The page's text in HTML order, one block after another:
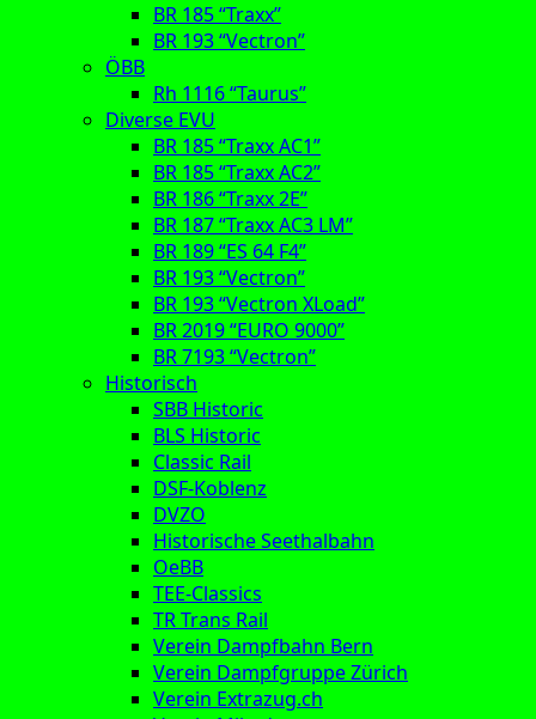
BR 185 “Traxx”
BR 193 “Vectron”
ÖBB
Rh 1116 “Taurus”
Diverse EVU
BR 185 “Traxx AC1”
BR 185 “Traxx AC2”
BR 186 “Traxx 2E”
BR 187 “Traxx AC3 LM”
BR 189 “ES 64 F4”
BR 193 “Vectron”
BR 193 “Vectron XLoad”
BR 2019 “EURO 9000”
BR 7193 “Vectron”
Historisch
SBB Historic
BLS Historic
Classic Rail
DSF-Koblenz
DVZO
Historische Seethalbahn
OeBB
TEE-Classics
TR Trans Rail
Verein Dampfbahn Bern
Verein Dampfgruppe Zürich
Verein Extrazug.ch